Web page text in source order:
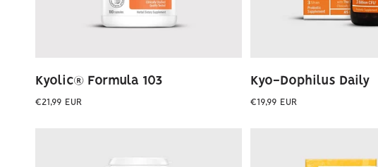
Kyolic® Formula 103
Preço
€21,99 EUR
Kyo-Dophilus Daily
Preço
€19,99 EUR